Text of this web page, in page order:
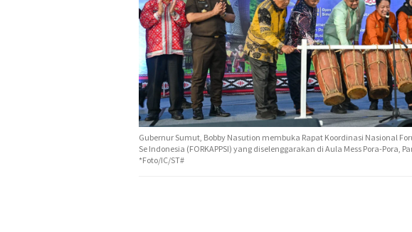
Gubernur Sumut, Bobby Nasution membuka Rapat Koordinasi Nasional
Se Indonesia (FORKAPPSI) yang diselenggarakan di Aula Mess Pora-Pora,
*Foto/IC/ST#